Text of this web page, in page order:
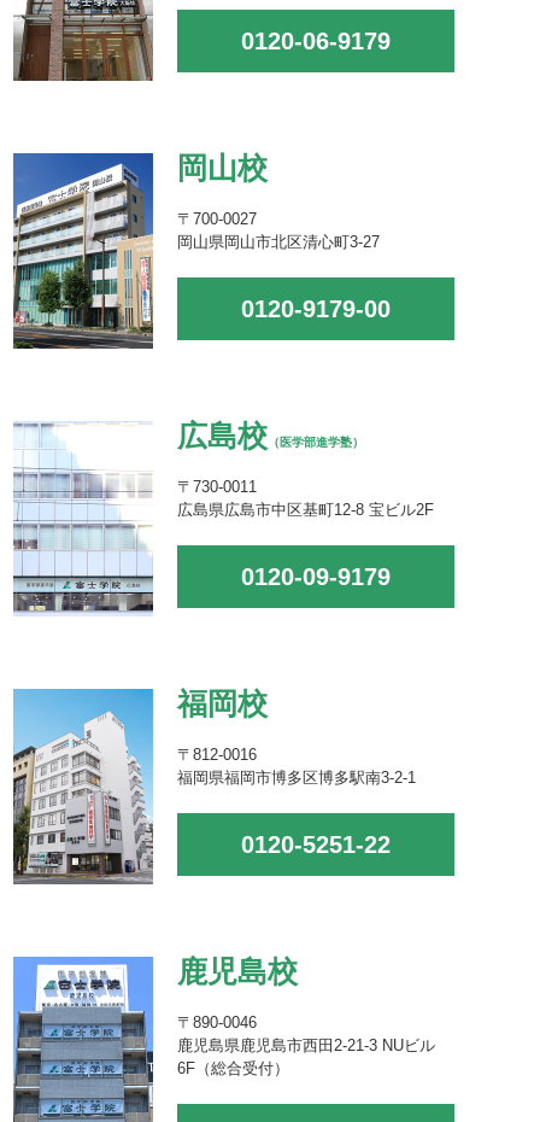
0120-06-9179
岡山校
〒700-0027
岡山県岡山市北区清心町3-27
0120-9179-00
広島校 （医学部進学塾）
〒730-0011
広島県広島市中区基町12-8 宝ビル2F
0120-09-9179
福岡校
〒812-0016
福岡県福岡市博多区博多駅南3-2-1
0120-5251-22
鹿児島校
〒890-0046
鹿児島県鹿児島市西田2-21-3 NUビル
6F（総合受付）